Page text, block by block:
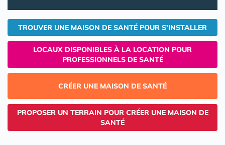
TROUVER UNE MAISON DE SANTÉ POUR S'INSTALLER
LOCAUX DISPONIBLES À LA LOCATION POUR
PROFESSIONNELS DE SANTÉ
CRÉER UNE MAISON DE SANTÉ
PROPOSER UN TERRAIN POUR CRÉER UNE MAISON DE
SANTÉ